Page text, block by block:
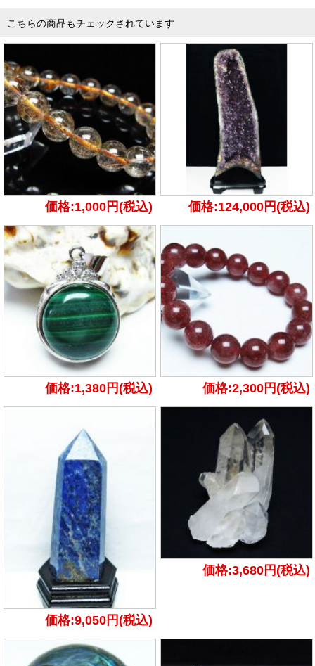
こちらの商品もチェックされています
価格:1,000円(税込) 価格:124,000円(税込)
価格:1,380円(税込) 価格:2,300円(税込)
価格:9,050円(税込)
価格:3,680円(税込)